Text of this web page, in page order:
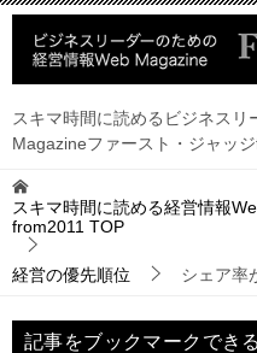
スキマ時間に読めるビジネス
Magazineファースト・ジャッ
スキマ時間に読める経営情報
from2011 TOP
経営の優先順位 シェア率
記事をブックマークでき